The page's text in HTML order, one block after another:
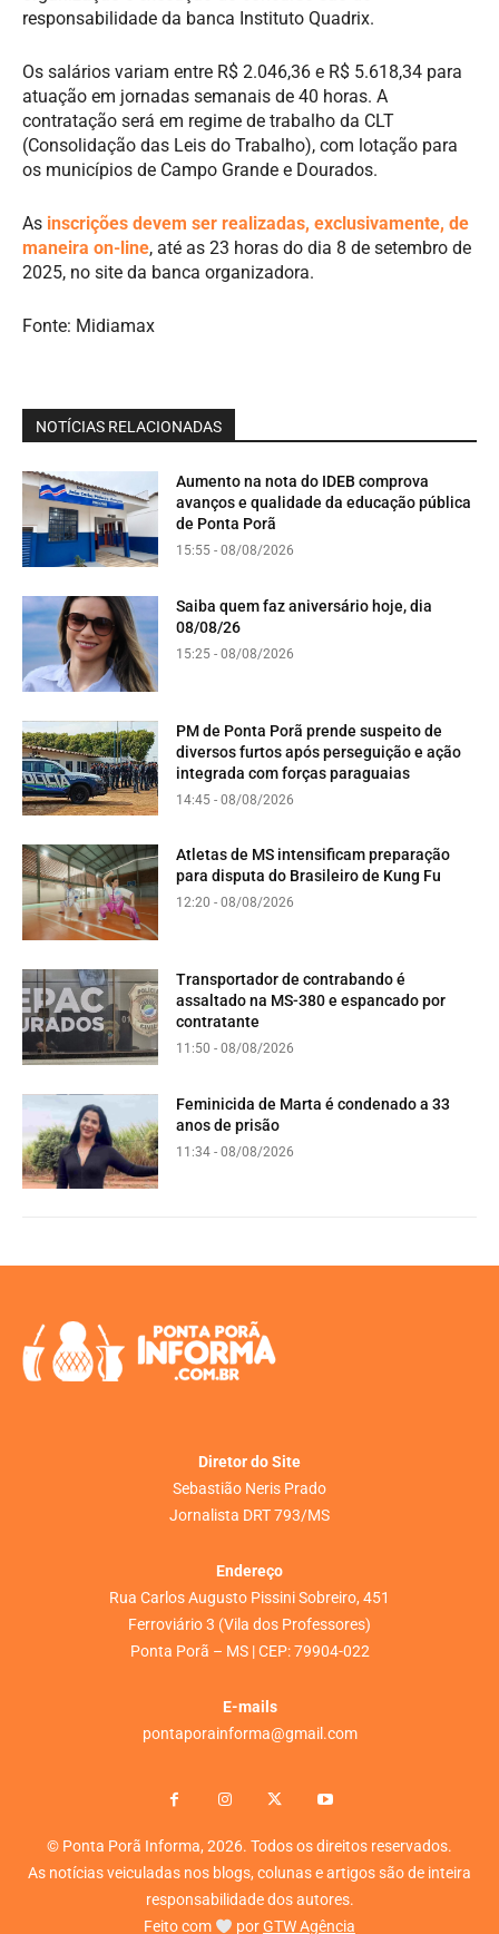
responsabilidade da banca Instituto Quadrix.
Os salários variam entre R$ 2.046,36 e R$ 5.618,34 para
atuação em jornadas semanais de 40 horas. A
contratação será em regime de trabalho da CLT
(Consolidação das Leis do Trabalho), com lotação para
os municípios de Campo Grande e Dourados.
As inscrições devem ser realizadas, exclusivamente, de
maneira on-line, até as 23 horas do dia 8 de setembro de
2025, no site da banca organizadora.
Fonte: Midiamax
NOTÍCIAS RELACIONADAS
Aumento na nota do IDEB comprova
avanços e qualidade da educação pública
de Ponta Porã
15:55 - 08/08/2026
Saiba quem faz aniversário hoje, dia
08/08/26
15:25 - 08/08/2026
PM de Ponta Porã prende suspeito de
diversos furtos após perseguição e ação
integrada com forças paraguaias
14:45 - 08/08/2026
Atletas de MS intensificam preparação
para disputa do Brasileiro de Kung Fu
12:20 - 08/08/2026
Transportador de contrabando é
assaltado na MS-380 e espancado por
contratante
11:50 - 08/08/2026
Feminicida de Marta é condenado a 33
anos de prisão
11:34 - 08/08/2026
Diretor do Site
Sebastião Neris Prado
Jornalista DRT 793/MS
Endereço
Rua Carlos Augusto Pissini Sobreiro, 451
Ferroviário 3 (Vila dos Professores)
Ponta Porã – MS | CEP: 79904-022
E-mails
pontaporainforma@gmail.com
© Ponta Porã Informa, 2026. Todos os direitos reservados.
As notícias veiculadas nos blogs, colunas e artigos são de inteira
responsabilidade dos autores.
Feito com
porGTW Agência